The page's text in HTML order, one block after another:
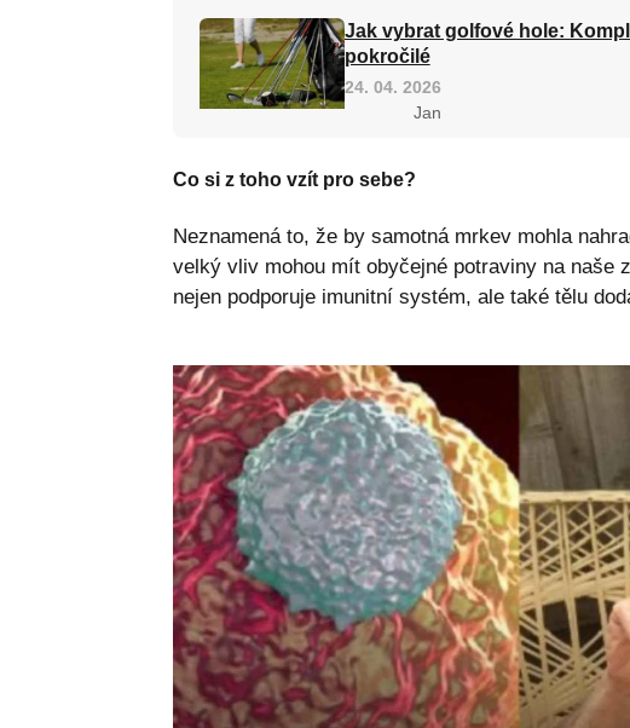
Jak vybrat golfové hole:
pokročilé
24. 04. 2026
Jan
Co si z toho vzít pro sebe?
Neznamená to, že by samotná mrkev mohla
velký vliv mohou mít obyčejné potraviny na naše
nejen podporuje imunitní systém, ale také tělu